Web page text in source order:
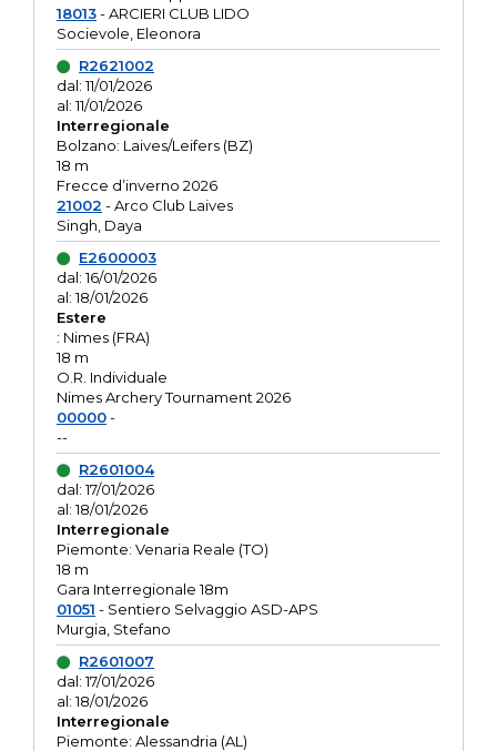
18013- ARCIERI CLUB LIDO
Socievole, Eleonora
R2621002
dal: 11/01/2026
al: 11/01/2026
Interregionale
Bolzano: Laives/Leifers (BZ)
18 m
Frecce d’inverno 2026
21002 - Arco Club Laives
Singh, Daya
E2600003
dal: 16/01/2026
al: 18/01/2026
Estere
: Nimes (FRA)
18 m
O.R. Individuale
Nimes Archery Tournament 2026
00000-
--
R2601004
dal: 17/01/2026
al: 18/01/2026
Interregionale
Piemonte: Venaria Reale (TO)
18 m
Gara Interregionale 18m
01051 - Sentiero Selvaggio ASD-APS
Murgia, Stefano
R2601007
dal: 17/01/2026
al: 18/01/2026
Interregionale
Piemonte: Alessandria (AL)